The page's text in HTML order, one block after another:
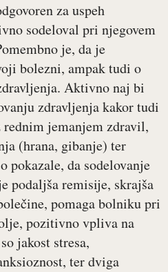
za uspeh
sodeloval pri njegovem
je, da je
bolezni, ampak tudi o
Aktivno naj bi
zdravljenja kakor tudi
jemanjem zdravil,
(hrana, gibanje) ter
pokazale, da sodelovanje
podaljša remisije, skrajša
pomaga bolniku pri
pozitivno vpliva na
jakost stresa,
ter dviga